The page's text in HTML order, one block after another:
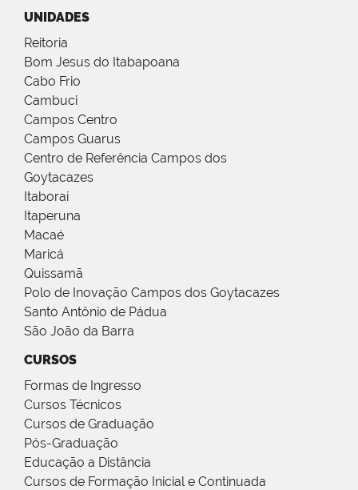
UNIDADES
Reitoria
Bom Jesus do Itabapoana
Cabo Frio
Cambuci
Campos Centro
Campos Guarus
Centro de Referência Campos dos
Goytacazes
Itaboraí
Itaperuna
Macaé
Maricá
Quissamã
Polo de Inovação Campos dos Goytacazes
Santo Antônio de Pádua
São João da Barra
CURSOS
Formas de Ingresso
Cursos Técnicos
Cursos de Graduação
Pós-Graduação
Educação a Distância
Cursos de Formação Inicial e Continuada